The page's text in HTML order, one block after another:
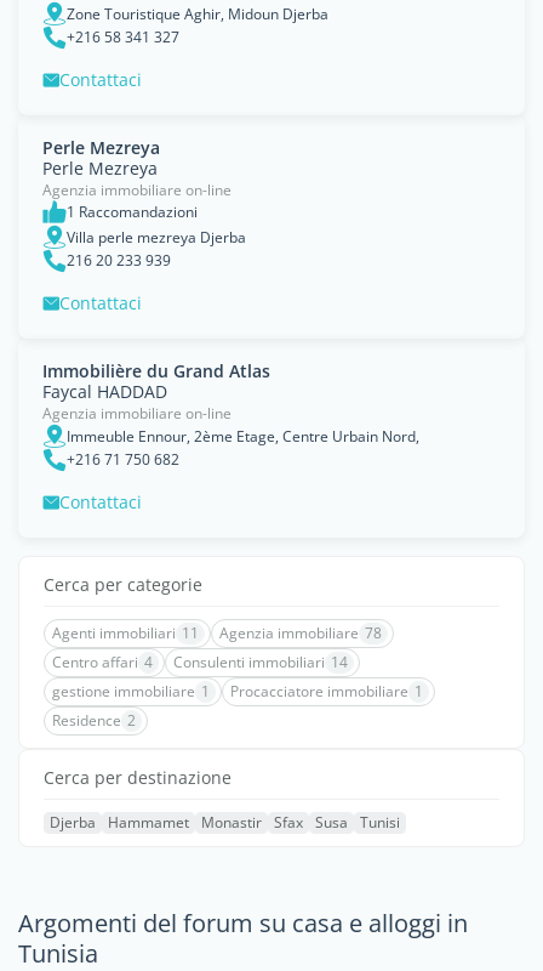
Zone Touristique Aghir, Midoun Djerba
+216 58 341 327
Contattaci
Perle Mezreya
Perle Mezreya
Agenzia immobiliare on-line
1 Raccomandazioni
Villa perle mezreya Djerba
216 20 233 939
Contattaci
Immobilière du Grand Atlas
Faycal HADDAD
Agenzia immobiliare on-line
Immeuble Ennour, 2ème Etage, Centre Urbain Nord,
+216 71 750 682
Contattaci
Cerca per categorie
Agenti immobiliari 11 Agenzia immobiliare 78
Centro affari 4 Consulenti immobiliari 14
gestione immobiliare 1 Procacciatore immobiliare 1
Residence 2
Cerca per destinazione
Djerba Hammamet Monastir Sfax Susa Tunisi
Argomenti del forum su casa e alloggi in
Tunisia